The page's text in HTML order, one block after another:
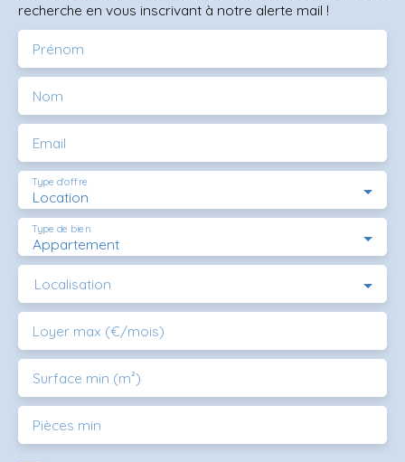
recherche en vous inscrivant à notre alerte mail !
Prénom
Nom
Email
Location
Type d'offre
Appartement
Type de bien
Localisation
Loyer max (€/mois)
Surface min (m²)
Pièces min